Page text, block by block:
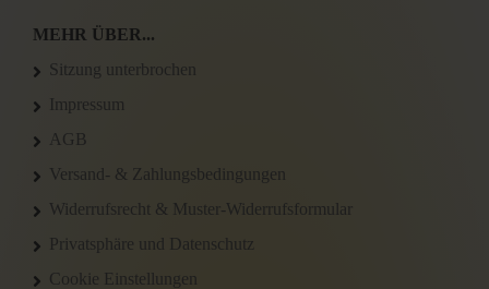
MEHR ÜBER...
Sitzung unterbrochen
Impressum
AGB
Versand- & Zahlungsbedingungen
Widerrufsrecht & Muster-Widerrufsformular
Privatsphäre und Datenschutz
Cookie Einstellungen